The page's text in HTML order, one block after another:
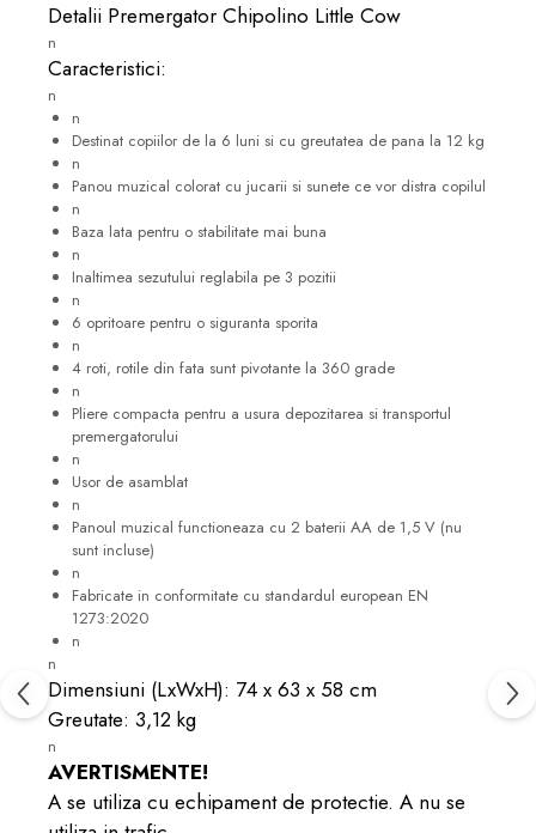
Detalii Premergator Chipolino Little Cow
n
Caracteristici:
n
n
Destinat copiilor de la 6 luni si cu greutatea de pana la 12 kg
n
Panou muzical colorat cu jucarii si sunete ce vor distra copilul
n
Baza lata pentru o stabilitate mai buna
n
Inaltimea sezutului reglabila pe 3 pozitii
n
6 opritoare pentru o siguranta sporita
n
4 roti, rotile din fata sunt pivotante la 360 grade
n
Pliere compacta pentru a usura depozitarea si transportul
premergatorului
n
Usor de asamblat
n
Panoul muzical functioneaza cu 2 baterii AA de 1,5 V (nu
sunt incluse)
n
Fabricate in conformitate cu standardul european EN
1273:2020
n
n
Dimensiuni (LxWxH): 74 x 63 x 58 cm
Greutate: 3,12 kg
n
AVERTISMENTE!
A se utiliza cu echipament de protectie. A nu se